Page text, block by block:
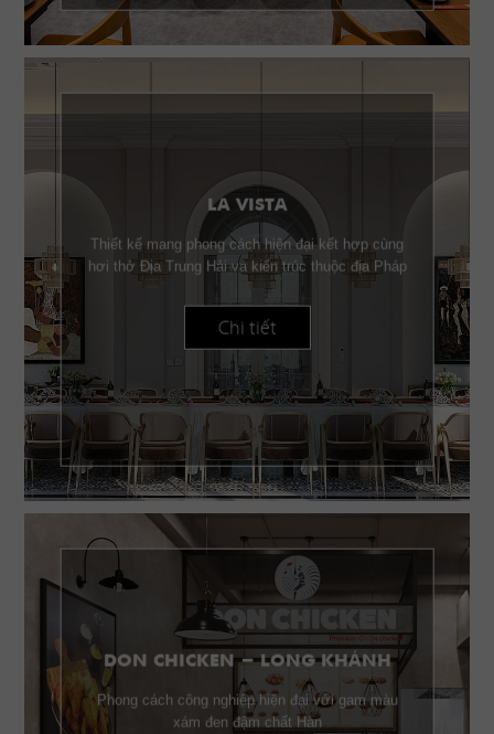
LA VISTA
Thiết kế mang phong cách hiện đại kết hợp cùng
hơi thở Địa Trung Hải và kiến trúc thuộc địa Pháp
Chi tiết
DON CHICKEN - LONG KHÁNH
Phong cách công nghiệp hiện đại với gam màu
xám đen đậm chất Hàn